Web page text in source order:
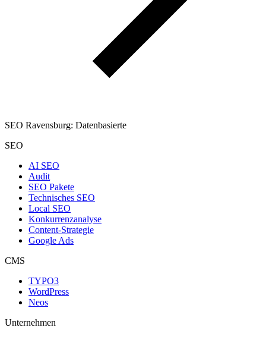
SEO Ravensburg: Datenbasierte
SEO
AI SEO
Audit
SEO Pakete
Technisches SEO
Local SEO
Konkurrenzanalyse
Content-Strategie
Google Ads
CMS
TYPO3
WordPress
Neos
Unternehmen